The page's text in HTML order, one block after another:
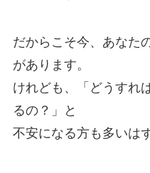
だからこそ今、あなた
があります。
けれども、「どうすれ
るの？」と
不安になる方も多いはず